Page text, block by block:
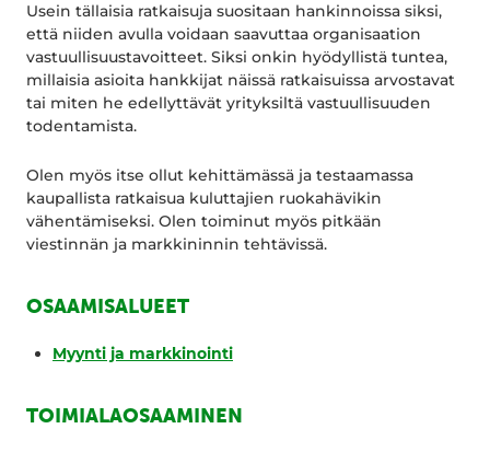
Usein tällaisia ratkaisuja suositaan hankinnoissa siksi,
että niiden avulla voidaan saavuttaa organisaation
vastuullisuustavoitteet. Siksi onkin hyödyllistä tuntea,
millaisia asioita hankkijat näissä ratkaisuissa arvostavat
tai miten he edellyttävät yrityksiltä vastuullisuuden
todentamista.
Olen myös itse ollut kehittämässä ja testaamassa
kaupallista ratkaisua kuluttajien ruokahävikin
vähentämiseksi. Olen toiminut myös pitkään
viestinnän ja markkininnin tehtävissä.
OSAAMISALUEET
Myynti ja markkinointi
TOIMIALAOSAAMINEN